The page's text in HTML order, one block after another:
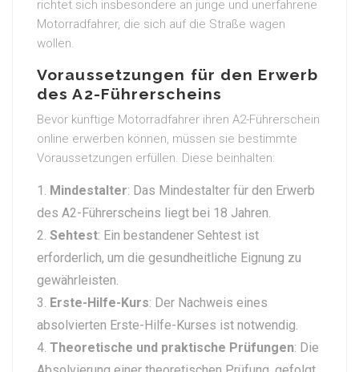
richtet sich insbesondere an junge und unerfahrene
Motorradfahrer, die sich auf die Straße wagen
wollen.
Voraussetzungen für den Erwerb
des A2-Führerscheins
Bevor künftige Motorradfahrer ihren A2-Führerschein
online erwerben können, müssen sie bestimmte
Voraussetzungen erfüllen. Diese beinhalten:
Mindestalter: Das Mindestalter für den Erwerb
des A2-Führerscheins liegt bei 18 Jahren.
Sehtest: Ein bestandener Sehtest ist
erforderlich, um die gesundheitliche Eignung zu
gewährleisten.
Erste-Hilfe-Kurs: Der Nachweis eines
absolvierten Erste-Hilfe-Kurses ist notwendig.
Theoretische und praktische Prüfungen: Die